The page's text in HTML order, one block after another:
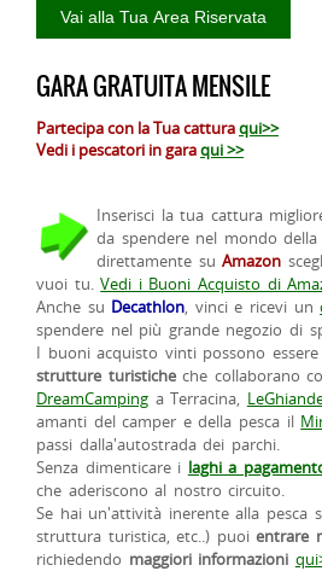
GARA GRATUITA MENSILE
Partecipa con la Tua catturaqui>>
Vedi i pescatori in garaqui >>
Inserisci la tua cattura
da spendere nel mondo
direttamente suAmazon
vuoi tu.Vedi i Buoni Acquisto di
Anche su Decathlon, vinci e ricevi un
spendere nel più grande negozio di
I buoni acquisto vinti possono
strutture turisticheche collaborano
DreamCamping a Terracina,
amanti del camper e della pesca il
passi dalla'autostrada dei parchi.
Senza dimenticare i laghi a
che aderiscono al nostro circuito.
Se hai un'attività inerente alla pesca
struttura turistica, etc..) puoientrare
richiedendo maggiori informazioni